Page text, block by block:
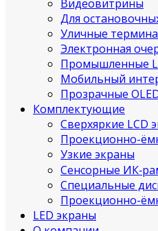
помещения
Всепогодные
рекламные
телевизоры
(уличные)
Видеовитрины
Для
Уличные
Электронная
Промышленные
Мобильный
Прозрачные
Комплектующие
Сверхяркие LCD
Проекционно-
Узкие экраны
Сенсорные
Специальные
Проекционно-
LED экраны